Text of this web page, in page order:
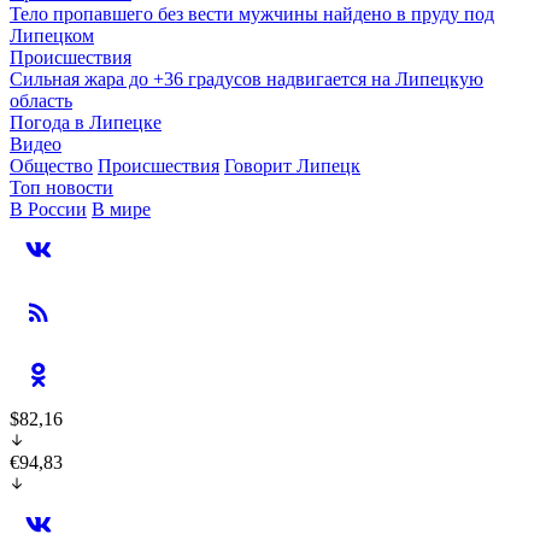
Тело пропавшего без вести мужчины найдено в пруду под
Липецком
Происшествия
Сильная жара до +36 градусов надвигается на Липецкую
область
Погода в Липецке
Видео
Общество Происшествия Говорит Липецк
Топ новости
В России В мире
$82,16
€94,83